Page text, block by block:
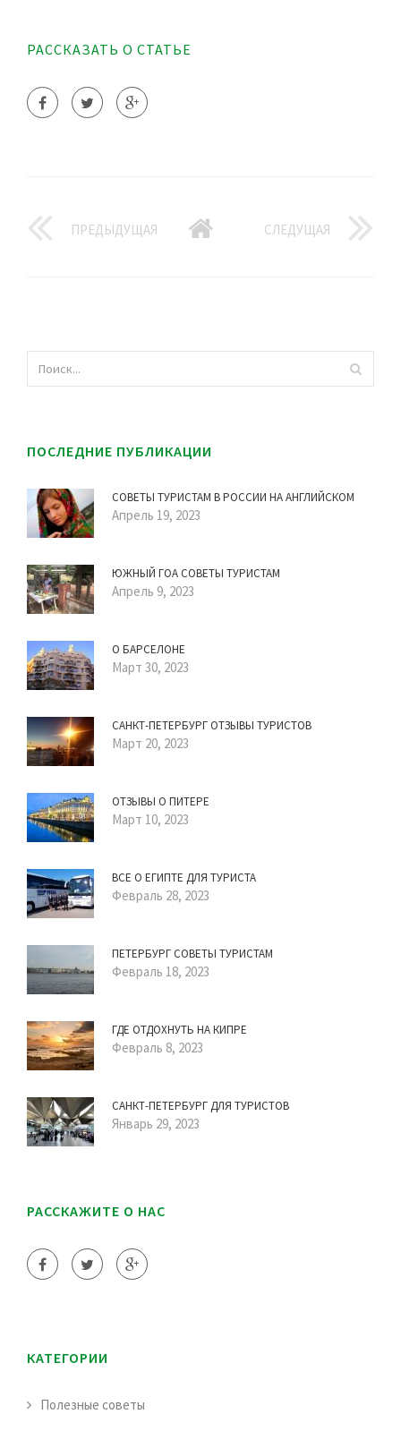
РАССКАЗАТЬ О СТАТЬЕ
ПРЕДЫДУЩАЯ СЛЕДУЩАЯ
ПОСЛЕДНИЕ ПУБЛИКАЦИИ
СОВЕТЫ ТУРИСТАМ В РОССИИ НА АНГЛИЙСКОМ
Апрель 19, 2023
ЮЖНЫЙ ГОА СОВЕТЫ ТУРИСТАМ
Апрель 9, 2023
О БАРСЕЛОНЕ
Март 30, 2023
САНКТ-ПЕТЕРБУРГ ОТЗЫВЫ ТУРИСТОВ
Март 20, 2023
ОТЗЫВЫ О ПИТЕРЕ
Март 10, 2023
ВСЕ О ЕГИПТЕ ДЛЯ ТУРИСТА
Февраль 28, 2023
ПЕТЕРБУРГ СОВЕТЫ ТУРИСТАМ
Февраль 18, 2023
ГДЕ ОТДОХНУТЬ НА КИПРЕ
Февраль 8, 2023
САНКТ-ПЕТЕРБУРГ ДЛЯ ТУРИСТОВ
Январь 29, 2023
РАССКАЖИТЕ О НАС
КАТЕГОРИИ
Полезные советы